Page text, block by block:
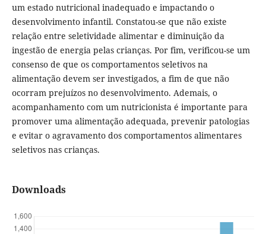
um estado nutricional inadequado e impactando o
desenvolvimento infantil. Constatou-se que não existe
relação entre seletividade alimentar e diminuição da
ingestão de energia pelas crianças. Por fim, verificou-se um
consenso de que os comportamentos seletivos na
alimentação devem ser investigados, a fim de que não
ocorram prejuízos no desenvolvimento. Ademais, o
acompanhamento com um nutricionista é importante para
promover uma alimentação adequada, prevenir patologias
e evitar o agravamento dos comportamentos alimentares
seletivos nas crianças.
Downloads